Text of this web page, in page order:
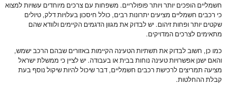
חשמליים הופכים יותר ויותר פופולריים. משפחות עם צרכים מיוחדים עשויות למצוא
כי רכבים חשמליים מציעים יתרונות רבים, כולל חיסכון בעלויות דלק, טיולים
שקטים יותר ופחות זיהום. יש לבדוק את מגוון הדגמים הקיימים ולוודא שהם
מתאימים לצרכים המדויקים.
כמו כן, חשוב לבדוק את תשתיות הטעינה הקיימות באזורים שבהם הרכב ישמש,
והאם ישנן אפשרויות טעינה נוחות בבית או בעבודה. יש לציין כי ממשלת ישראל
מציעה תמריצים לרכישת רכבים חשמליים, דבר שיכול להיות שיקול נוסף בעת
קבלת ההחלטות.